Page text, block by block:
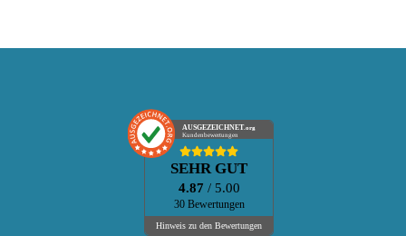
AUSGEZEICHNET.org
Kundenbewertungen
SEHR GUT
4.87 / 5.00
30 Bewertungen
Hinweis zu den Bewertungen